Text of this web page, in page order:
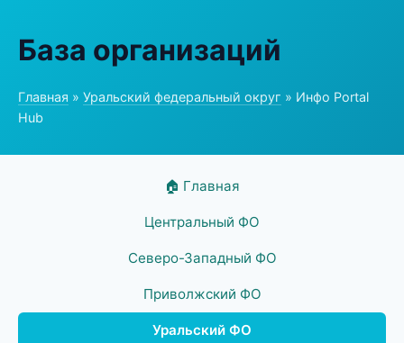
База организаций
Главная » Уральский федеральный округ » Инфо Portal
Hub
🏠 Главная
Центральный ФО
Северо-Западный ФО
Приволжский ФО
Уральский ФО